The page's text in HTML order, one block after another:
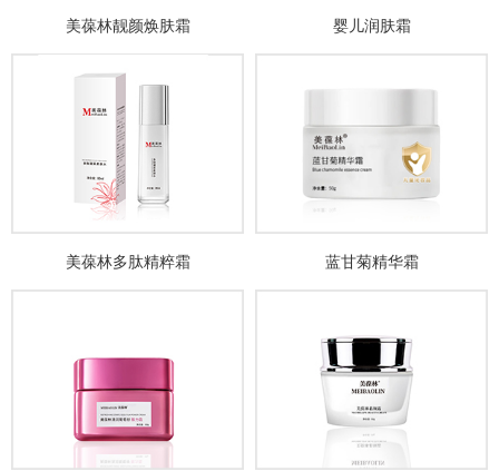
美葆林靓颜焕肤霜 婴儿润肤霜
美葆林多肽精粹霜 蓝甘菊精华霜